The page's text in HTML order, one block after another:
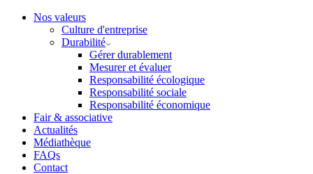
Nos valeurs
Culture d'entreprise
Durabilité
Gérer durablement
Mesurer et évaluer
Responsabilité écologique
Responsabilité sociale
Responsabilité économique
Fair & associative
Actualités
Médiathèque
FAQs
Contact